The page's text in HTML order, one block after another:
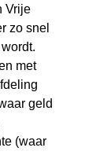
Vrije
zo snel
met
geld
(waar